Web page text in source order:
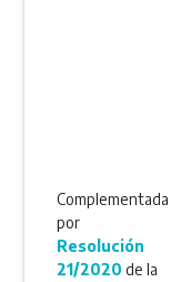
Complementada
por
Resolución
21/2020 de la